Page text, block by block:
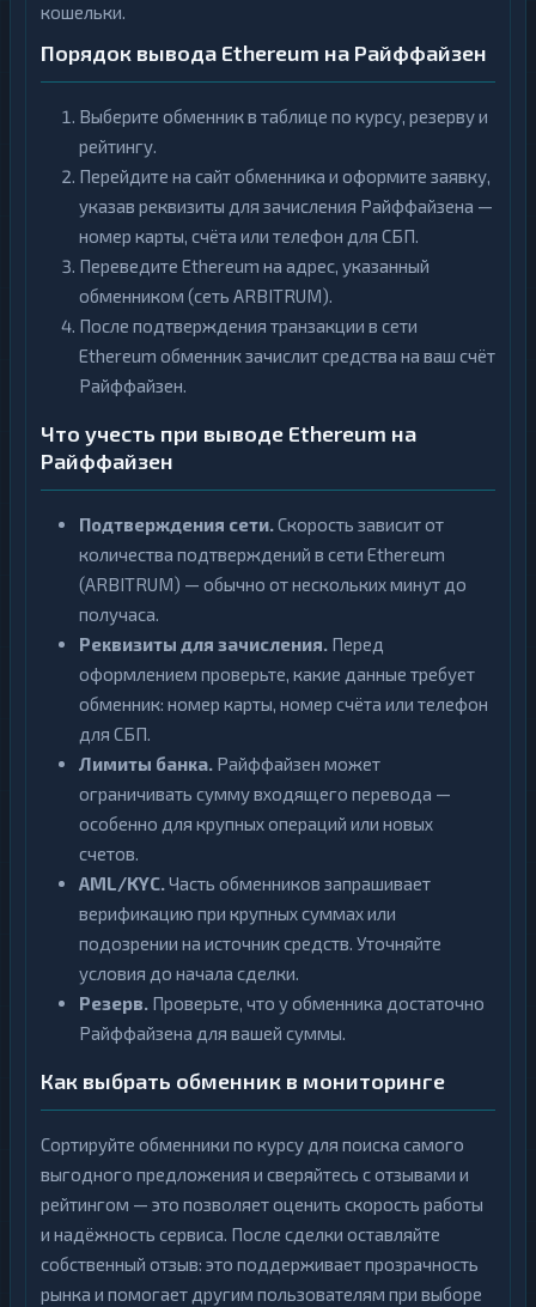
кошельки.
Порядок вывода Ethereum на Райффайзен
Выберите обменник в таблице по курсу, резерву и
рейтингу.
Перейдите на сайт обменника и оформите заявку,
указав реквизиты для зачисления Райффайзена —
номер карты, счёта или телефон для СБП.
Переведите Ethereum на адрес, указанный
обменником (сеть ARBITRUM).
После подтверждения транзакции в сети
Ethereum обменник зачислит средства на ваш счёт
Райффайзен.
Что учесть при выводе Ethereum на
Райффайзен
Подтверждения сети.Скорость зависит от
количества подтверждений в сети Ethereum
(ARBITRUM) — обычно от нескольких минут до
получаса.
Реквизиты для зачисления. Перед
оформлением проверьте, какие данные требует
обменник: номер карты, номер счёта или телефон
для СБП.
Лимиты банка. Райффайзен может
ограничивать сумму входящего перевода —
особенно для крупных операций или новых
счетов.
AML/KYC.Часть обменников запрашивает
верификацию при крупных суммах или
подозрении на источник средств. Уточняйте
условия до начала сделки.
Резерв. Проверьте, что у обменника достаточно
Райффайзена для вашей суммы.
Как выбрать обменник в мониторинге
Сортируйте обменники по курсу для поиска самого
выгодного предложения и сверяйтесь с отзывами и
рейтингом — это позволяет оценить скорость работы
и надёжность сервиса. После сделки оставляйте
собственный отзыв: это поддерживает прозрачность
рынка и помогает другим пользователям при выборе